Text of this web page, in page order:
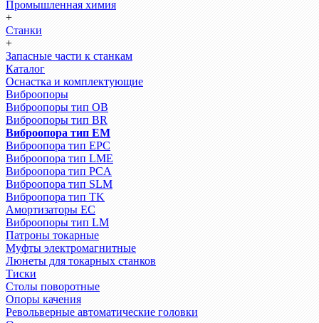
Промышленная химия
+
Станки
+
Запасные части к станкам
Каталог
Оснастка и комплектующие
Виброопоры
Виброопоры тип ОВ
Виброопоры тип BR
Виброопора тип EM
Виброопора тип EPC
Виброопора тип LME
Виброопора тип PCA
Виброопора тип SLM
Виброопора тип TK
Амортизаторы EC
Виброопоры тип LM
Патроны токарные
Муфты электромагнитные
Люнеты для токарных станков
Тиски
Столы поворотные
Опоры качения
Револьверные автоматические головки